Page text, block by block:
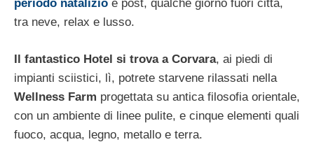
periodo natalizio e post, qualche giorno fuori città,
tra neve, relax e lusso.
Il fantastico Hotel si trova a Corvara, ai piedi di
impianti sciistici, lì, potrete starvene rilassati nella
Wellness Farm progettata su antica filosofia orientale,
con un ambiente di linee pulite, e cinque elementi quali
fuoco, acqua, legno, metallo e terra.